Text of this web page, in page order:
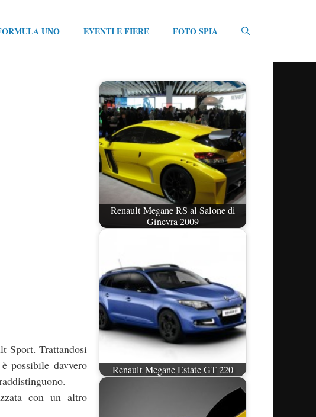
UNO EVENTI E FIERE FOTO SPIA
Sport. Trattandosi
possibile davvero
con un altro
Renault Megane RS al Salone di
Ginevra 2009
Renault Megane Estate GT 220